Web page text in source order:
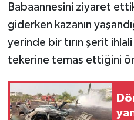
Babaannesini ziyaret
giderken kazanın
yerinde bir tırın şerit ihlali
tekerine temas ettiğini